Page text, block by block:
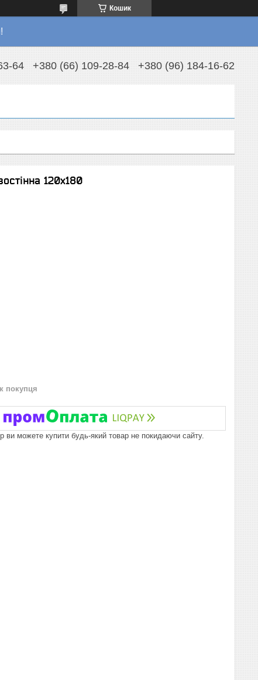
Кошик
64 +380 (66) 109-28-84 +380 (96) 184-16-62
120х180
покупця
ви можете купити будь-який товар не покидаючи сайту.